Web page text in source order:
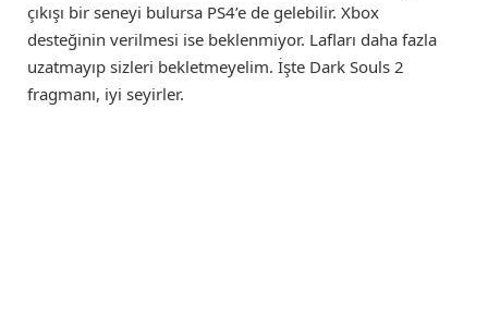
çıkışı bir seneyi bulursa PS4’e de gelebilir. Xbox
desteğinin verilmesi ise beklenmiyor. Lafları daha fazla
uzatmayıp sizleri bekletmeyelim. İşte Dark Souls 2
fragmanı, iyi seyirler.